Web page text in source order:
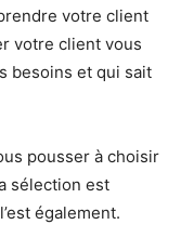
votre client
votre client vous
besoins et qui sait
pousser à choisir
sélection est
également.